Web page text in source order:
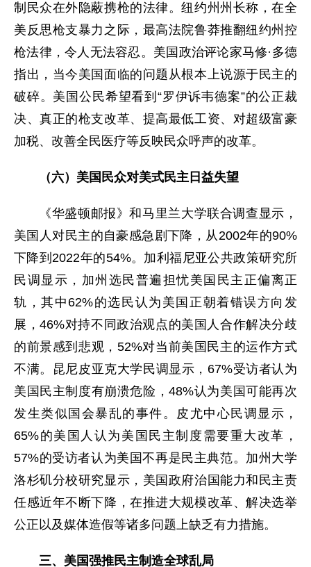
制民众在外隐蔽携枪的法律。纽约州州长称，在全
美反思枪支暴力之际，最高法院鲁莽推翻纽约州控
枪法律，令人无法容忍。美国政治评论家马修·多德
指出，当今美国面临的问题从根本上说源于民主的
破碎。美国公民希望看到“罗伊诉韦德案”的公正裁
决、真正的枪支改革、提高最低工资、对超级富豪
加税、改善全民医疗等反映民众呼声的改革。
（六）美国民众对美式民主日益失望
《华盛顿邮报》和马里兰大学联合调查显示，
美国人对民主的自豪感急剧下降，从2002年的90%
下降到2022年的54%。加利福尼亚公共政策研究所
民调显示，加州选民普遍担忧美国民主正偏离正
轨，其中62%的选民认为美国正朝着错误方向发
展，46%对持不同政治观点的美国人合作解决分歧
的前景感到悲观，52%对当前美国民主的运作方式
不满。昆尼皮亚克大学民调显示，67%受访者认为
美国民主制度有崩溃危险，48%认为美国可能再次
发生类似国会暴乱的事件。皮尤中心民调显示，
65%的美国人认为美国民主制度需要重大改革，
57%的受访者认为美国不再是民主典范。加州大学
洛杉矶分校研究显示，美国政府治国能力和民主责
任感近年不断下降，在推进大规模改革、解决选举
公正以及媒体造假等诸多问题上缺乏有力措施。
三、美国强推民主制造全球乱局